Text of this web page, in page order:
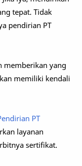
tepat. Tidak
pendirian PT
memberikan yang
memiliki kendali
PT
layanan
sertifikat.